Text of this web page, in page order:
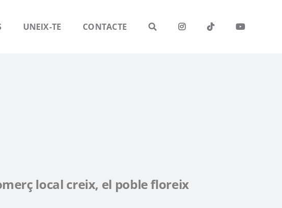
UNEIX-TE CONTACTE
local creix, el poble floreix